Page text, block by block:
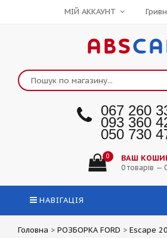
МІЙ АККАУНТ
ABS
067 260
093 360
050 730
0 ВАШ
0 товарів —
НАВІГАЦІЯ
Головна > РОЗБОРКА FORD > Escape